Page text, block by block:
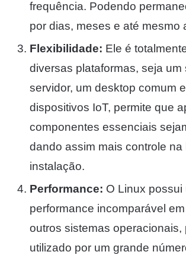
frequência. Podendo
por dias, meses e até mesmo
Flexibilidade: Ele é
diversas plataformas, seja um
servidor, um desktop comum
dispositivos IoT, permite que
componentes essenciais
dando assim mais controle na
instalação.
Performance: O Linux possui
performance incomparável
outros sistemas operacionais,
utilizado por um grande